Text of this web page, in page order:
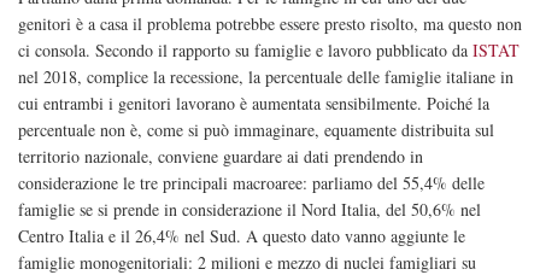
genitori è a casa il problema potrebbe essere presto risolto, ma questo non
ci consola. Secondo il rapporto su famiglie e lavoro pubblicato da ISTAT
nel 2018, complice la recessione, la percentuale delle famiglie italiane in
cui entrambi i genitori lavorano è aumentata sensibilmente. Poiché la
percentuale non è, come si può immaginare, equamente distribuita sul
territorio nazionale, conviene guardare ai dati prendendo in
considerazione le tre principali macroaree: parliamo del 55,4% delle
famiglie se si prende in considerazione il Nord Italia, del 50,6% nel
Centro Italia e il 26,4% nel Sud. A questo dato vanno aggiunte le
famiglie monogenitoriali: 2 milioni e mezzo di nuclei famigliari su